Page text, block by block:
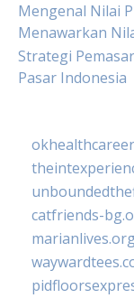
Mengenal Nilai
Menawarkan
Strategi
Pasar Indonesia
catfriends-